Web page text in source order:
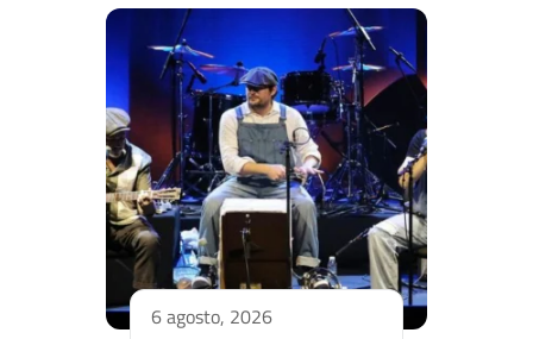
6 agosto, 2026